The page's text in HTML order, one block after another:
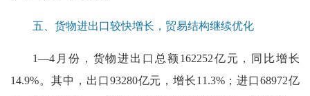
五、货物进出口较快增长，贸易结构继续优化
1—4月份，货物进出口总额162252亿元，同比增长
14.9%。其中，出口93280亿元，增长11.3%；进口68972亿